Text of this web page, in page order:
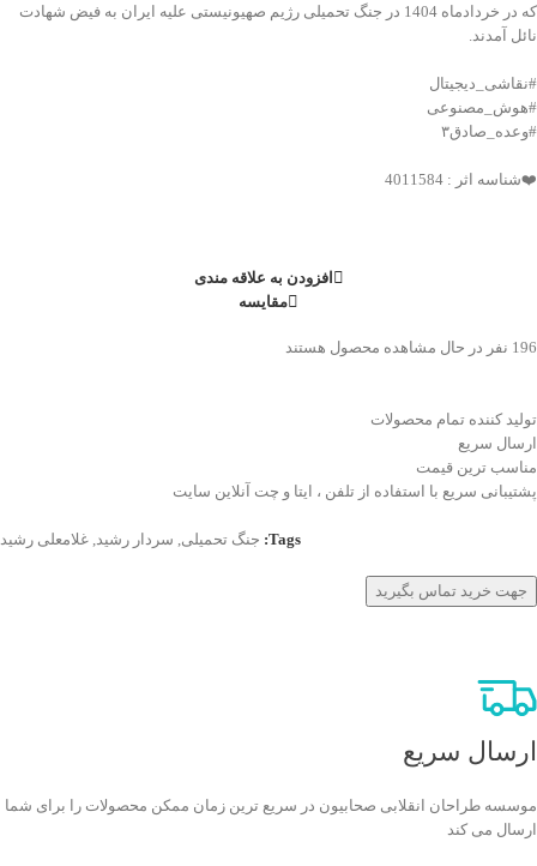
که در خردادماه 1404 در جنگ تحمیلی رژیم صهیونیستی علیه ایران به فیض شهادت
نائل آمدند.
#نقاشی_دیجیتال
#هوش_مصنوعی
#وعده_صادق۳
❤️شناسه اثر : 4011584
افزودن به علاقه مندی
مقایسه
196 نفر در حال مشاهده محصول هستند
تولید کننده تمام محصولات
ارسال سریع
مناسب ترین قیمت
پشتیبانی سریع با استفاده از تلفن ، ایتا و چت آنلاین سایت
Tags: جنگ تحمیلی, سردار رشید, غلامعلی رشید
جهت خرید تماس بگیرید
ارسال سریع
موسسه طراحان انقلابی صحابیون در سریع ترین زمان ممکن محصولات را برای شما
ارسال می کند